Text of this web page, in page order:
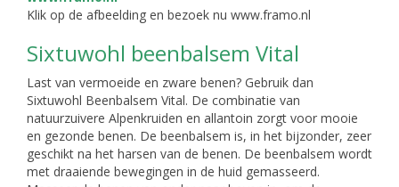
Klik op de afbeelding en bezoek nu www.framo.nl
Sixtuwohl beenbalsem Vital
Last van vermoeide en zware benen? Gebruik dan
Sixtuwohl Beenbalsem Vital. De combinatie van
natuurzuivere Alpenkruiden en allantoin zorgt voor mooie
en gezonde benen. De beenbalsem is, in het bijzonder, zeer
geschikt na het harsen van de benen. De beenbalsem wordt
met draaiende bewegingen in de huid gemasseerd.